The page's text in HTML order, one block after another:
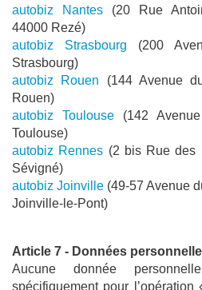
autobiz Nantes (20 Rue
44000 Rezé)
autobiz Strasbourg (200
Strasbourg)
autobiz Rouen (144 Avenue
Rouen)
autobiz Toulouse (142
Toulouse)
autobiz Rennes (2 bis Rue des
Sévigné)
autobiz Joinville (49-57 Avenue
Joinville-le-Pont)
Article 7 - Données
Aucune donnée
spécifiquement pour